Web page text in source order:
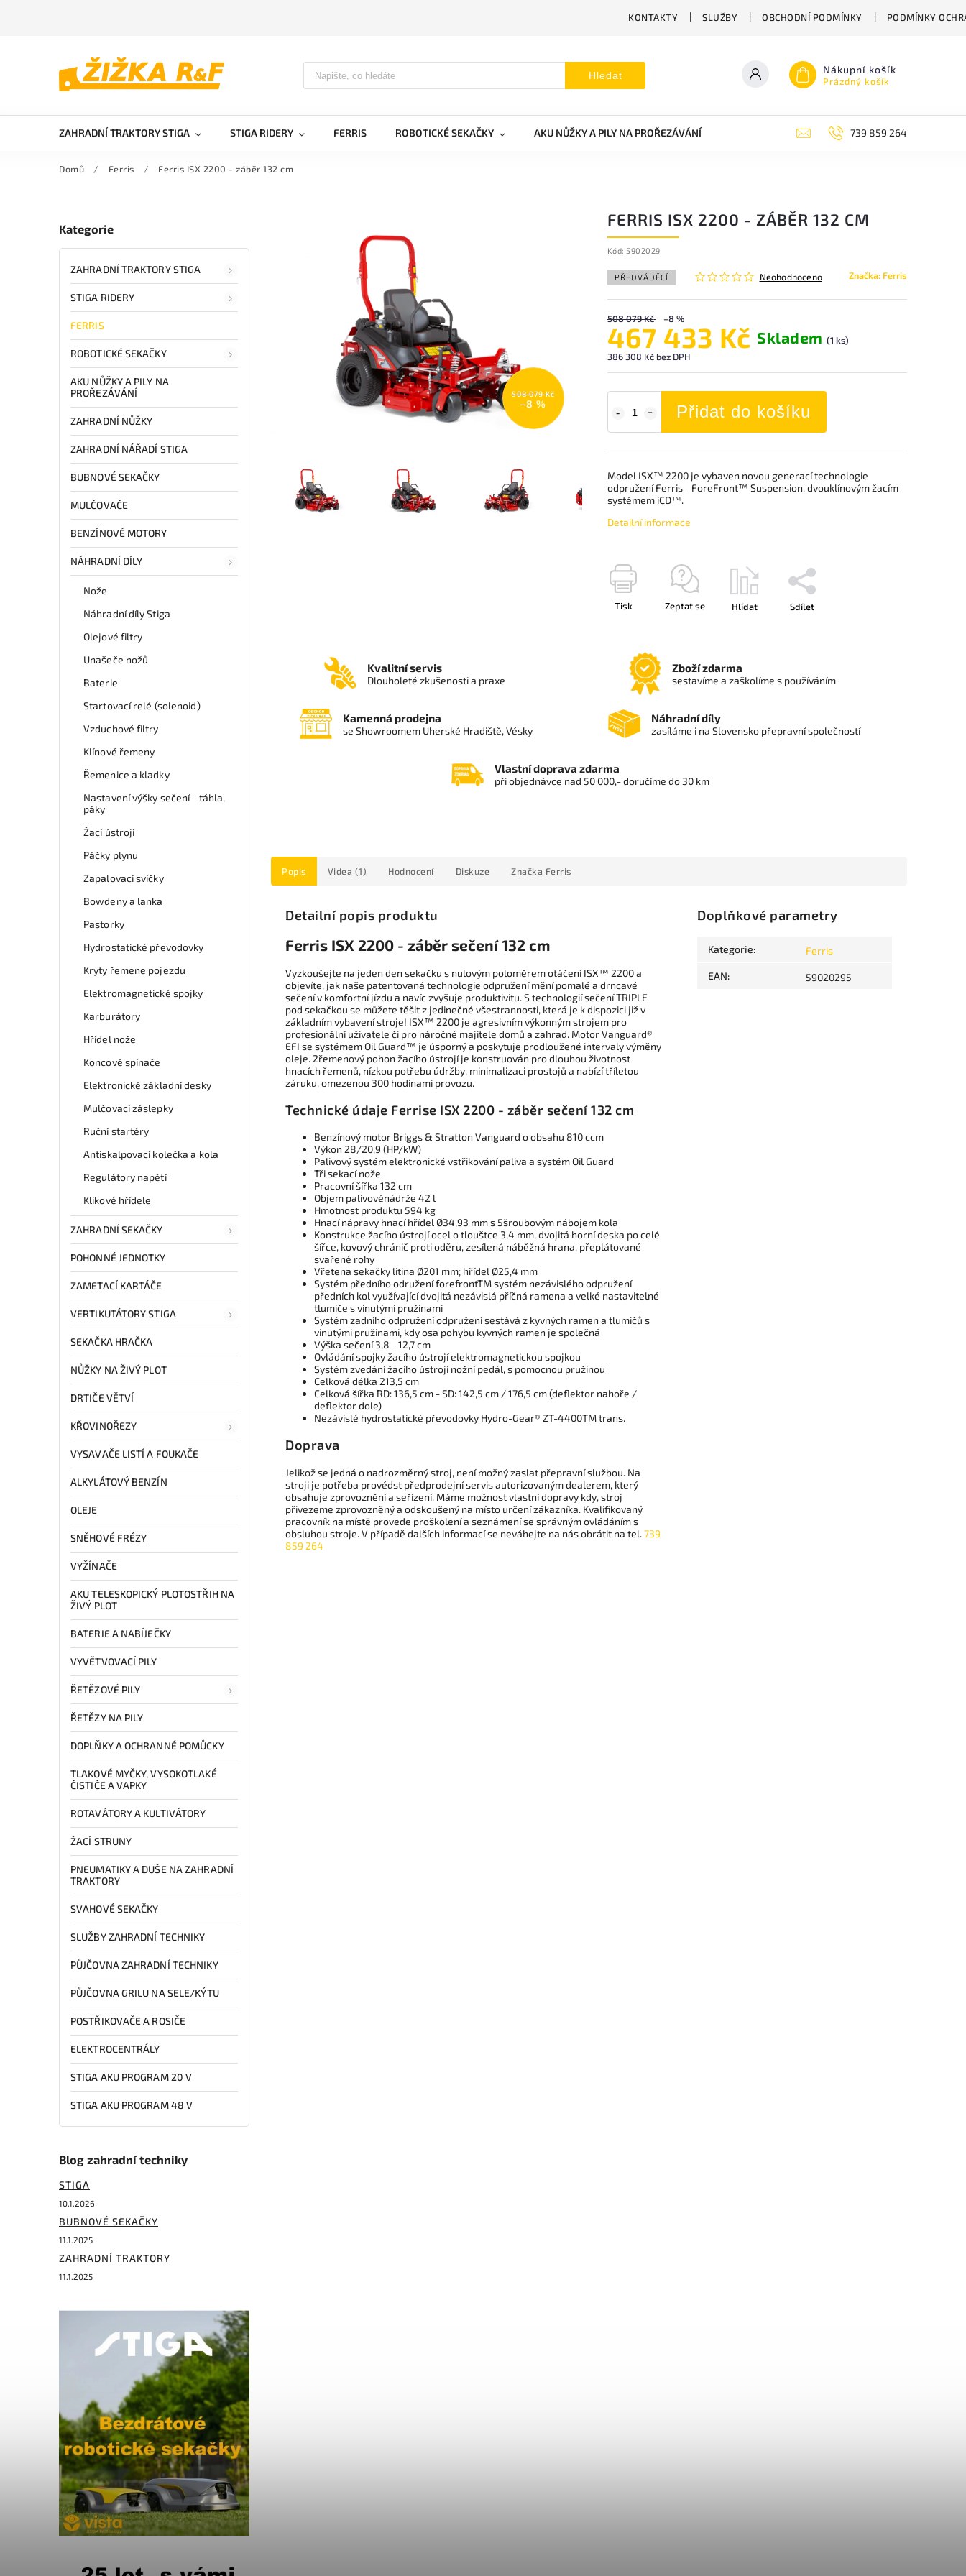
KONTAKTY SLUŽBY OBCHODNÍ PODMÍNKY PODMÍNKY
Hledat Nákupní košík
Prázdný košík
ZAHRADNÍ TRAKTORY STIGA STIGA RIDERY FERRIS ROBOTICKÉ SEKAČKY AKU NŮŽKY A PILY NA PROŘEZÁVÁNÍ ZAHRADNÍ NŮŽKY ZAHRADNÍ NÁŘADÍ STIGA
739 859 264
Domů / Ferris / Ferris ISX 2200 - záběr 132 cm
Kategorie
ZAHRADNÍ TRAKTORY STIGA
STIGA RIDERY
FERRIS
ROBOTICKÉ SEKAČKY
AKU NŮŽKY A PILY NA
PROŘEZÁVÁNÍ
ZAHRADNÍ NŮŽKY
ZAHRADNÍ NÁŘADÍ STIGA
BUBNOVÉ SEKAČKY
MULČOVAČE
BENZÍNOVÉ MOTORY
NÁHRADNÍ DÍLY
Nože
Náhradní díly Stiga
Olejové filtry
Unašeče nožů
Baterie
Startovací relé (solenoid)
Vzduchové filtry
Klínové řemeny
Řemenice a kladky
Nastavení výšky sečení - táhla,
páky
Žací ústrojí
Páčky plynu
Zapalovací svíčky
Bowdeny a lanka
Pastorky
Hydrostatické převodovky
Kryty řemene pojezdu
Elektromagnetické spojky
Karburátory
Hřídel nože
Koncové spínače
Elektronické základní desky
Mulčovací záslepky
Ruční startéry
Antiskalpovací kolečka a kola
Regulátory napětí
Klikové hřídele
ZAHRADNÍ SEKAČKY
POHONNÉ JEDNOTKY
ZAMETACÍ KARTÁČE
VERTIKUTÁTORY STIGA
SEKAČKA HRAČKA
NŮŽKY NA ŽIVÝ PLOT
DRTIČE VĚTVÍ
KŘOVINOŘEZY
VYSAVAČE LISTÍ A FOUKAČE
ALKYLÁTOVÝ BENZÍN
OLEJE
SNĚHOVÉ FRÉZY
VYŽÍNAČE
AKU TELESKOPICKÝ PLOTOSTŘIH NA
ŽIVÝ PLOT
BATERIE A NABÍJEČKY
VYVĚTVOVACÍ PILY
ŘETĚZOVÉ PILY
ŘETĚZY NA PILY
DOPLŇKY A OCHRANNÉ POMŮCKY
TLAKOVÉ MYČKY, VYSOKOTLAKÉ
ČISTIČE A VAPKY
ROTAVÁTORY A KULTIVÁTORY
ŽACÍ STRUNY
PNEUMATIKY A DUŠE NA ZAHRADNÍ
TRAKTORY
SVAHOVÉ SEKAČKY
SLUŽBY ZAHRADNÍ TECHNIKY
PŮJČOVNA ZAHRADNÍ TECHNIKY
PŮJČOVNA GRILU NA SELE/KÝTU
POSTŘIKOVAČE A ROSIČE
ELEKTROCENTRÁLY
STIGA AKU PROGRAM 20 V
STIGA AKU PROGRAM 48 V
Blog zahradní techniky
STIGA
10.1.2026
BUBNOVÉ SEKAČKY
11.1.2025
ZAHRADNÍ TRAKTORY
11.1.2025
508 079 Kč
–8 %
FERRIS ISX 2200 - ZÁBĚR 132 CM
Kód: 5902029
PŘEDVÁDĚCÍ Neohodnoceno Značka: Ferris
508 079 Kč –8 %
467 433 Kč
386 308 Kč bez DPH
Skladem(1 ks)
Přidat do košíku
Model ISX™ 2200 je vybaven novou generací technologie
odpružení Ferris - ForeFront™ Suspension, dvouklínovým žacím
systémem iCD™.
Detailní informace
Tisk Zeptat se Hlídat Sdílet
Kvalitní servis
Dlouholeté zkušenosti a praxe
Zboží zdarma
sestavíme a zaškolíme s používáním
Kamenná prodejna
se Showroomem Uherské Hradiště, Vésky
Náhradní díly
zasíláme i na Slovensko přepravní společností
Vlastní doprava zdarma
při objednávce nad 50 000,- doručíme do 30 km
Popis Videa (1) Hodnocení Diskuze Značka Ferris
Detailní popis produktu
Ferris ISX 2200 - záběr sečení 132 cm
Vyzkoušejte na jeden den sekačku s nulovým poloměrem otáčení ISX™ 2200 a
objevíte, jak naše patentovaná technologie odpružení mění pomalé a drncavé
sečení v komfortní jízdu a navíc zvyšuje produktivitu. S technologií sečení TRIPLE
pod sekačkou se můžete těšit z jedinečné všestrannosti, která je k dispozici již v
základním vybavení stroje! ISX™ 2200 je agresivním výkonným strojem pro
profesionální uživatele či pro náročné majitele domů a zahrad. Motor Vanguard®
EFI se systémem Oil Guard™ je úsporný a poskytuje prodloužené intervaly výměny
oleje. 2řemenový pohon žacího ústrojí je konstruován pro dlouhou životnost
hnacích řemenů, nízkou potřebu údržby, minimalizaci prostojů a nabízí tříletou
záruku, omezenou 300 hodinami provozu.
Technické údaje Ferrise ISX 2200 - záběr sečení 132 cm
Benzínový motor Briggs & Stratton Vanguard o obsahu 810 ccm
Výkon 28/20,9 (HP/kW)
Palivový systém elektronické vstřikování paliva a systém Oil Guard
Tři sekací nože
Pracovní šířka 132 cm
Objem palivovénádrže 42 l
Hmotnost produktu 594 kg
Hnací nápravy hnací hřídel Ø34,93 mm s 5šroubovým nábojem kola
Konstrukce žacího ústrojí ocel o tloušťce 3,4 mm, dvojitá horní deska po celé
šířce, kovový chránič proti oděru, zesílená náběžná hrana, přeplátované
svařené rohy
Vřetena sekačky litina Ø201 mm; hřídel Ø25,4 mm
Systém předního odružení forefrontTM systém nezávislého odpružení
předních kol využívající dvojitá nezávislá příčná ramena a velké nastavitelné
tlumiče s vinutými pružinami
Systém zadního odpružení odpružení sestává z kyvných ramen a tlumičů s
vinutými pružinami, kdy osa pohybu kyvných ramen je společná
Výška sečení 3,8 - 12,7 cm
Ovládání spojky žacího ústrojí elektromagnetickou spojkou
Systém zvedání žacího ústrojí nožní pedál, s pomocnou pružinou
Celková délka 213,5 cm
Celková šířka RD: 136,5 cm - SD: 142,5 cm / 176,5 cm (deflektor nahoře /
deflektor dole)
Nezávislé hydrostatické převodovky Hydro-Gear® ZT-4400TM trans.
Doprava
Jelikož se jedná o nadrozměrný stroj, není možný zaslat přepravní službou. Na
stroji je potřeba provédst předprodejní servis autorizovaným dealerem, který
obsahuje zprovoznění a seřízení. Máme možnost vlastní dopravy kdy, stroj
přivezeme zprovozněný a odskoušený na místo určení zákazníka. Kvalifikovaný
pracovník na místě provede proškolení a seznámení se správným ovládáním s
obsluhou stroje. V případě dalších informací se neváhejte na nás obrátit na tel.739
859 264
Doplňkové parametry
Kategorie: Ferris
EAN: 59020295